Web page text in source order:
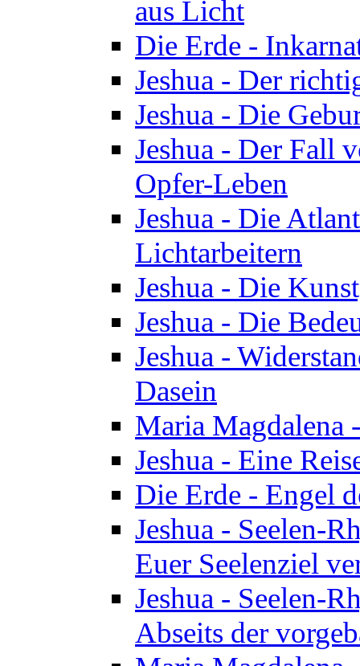
aus Licht
Die Erde -
Jeshua - Der
Jeshua - Die
Jeshua - Der Fall
Opfer-Leben
Jeshua - Die
Lichtarbeitern
Jeshua - Die
Jeshua - Die
Jeshua -
Dasein
Maria Magdalena
Jeshua - Eine
Die Erde - Engel
Jeshua - Seelen-
Euer Seelenziel
Jeshua - Seelen-
Abseits der